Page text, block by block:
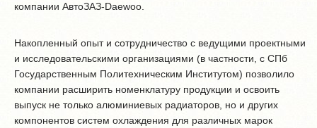
компании АвтоЗАЗ-Daewoo.
Накопленный опыт и сотрудничество с ведущими проектными
и исследовательскими организациями (в частности, с СПб
Государственным Политехническим Институтом) позволило
компании расширить номенклатуру продукции и освоить
выпуск не только алюминиевых радиаторов, но и других
компонентов систем охлаждения для различных марок